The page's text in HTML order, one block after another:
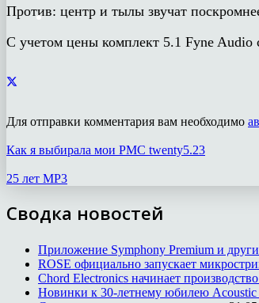
Против: центр и тылы звучат
С учетом цены комплект 5.1 Fyne Audio
Для отправки комментария вам необходимо
Как я выбирала мои PMC twenty5.23
25 лет MP3
Сводка новостей
Приложение Symphony Premium и
ROSE официально запускает
Chord Electronics начинает
Новинки к 30-летнему юбилею Acoustic